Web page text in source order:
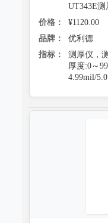
UT343E测
价格：
¥1120.00
品牌：
优利德
指标：
测厚仪，
厚度:0～
4.99mil/